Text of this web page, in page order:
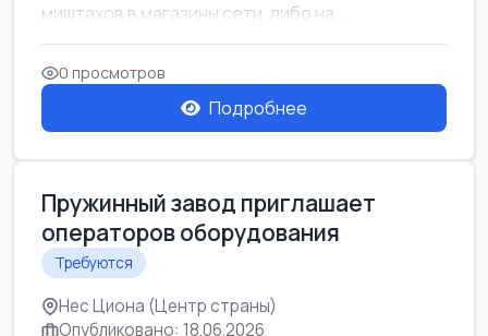
миштахов в магазины сети, либо на...
0 просмотров
Подробнее
Пружинный завод приглашает
операторов оборудования
Требуются
Нес Циона (Центр страны)
Опубликовано: 18.06.2026